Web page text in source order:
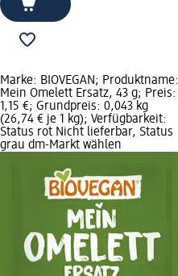
Marke: BIOVEGAN; Produktname:
Mein Omelett Ersatz, 43 g; Preis:
1,15 €; Grundpreis: 0,043 kg
(26,74 € je 1 kg); Verfügbarkeit:
Status rot Nicht lieferbar, Status
grau dm-Markt wählen